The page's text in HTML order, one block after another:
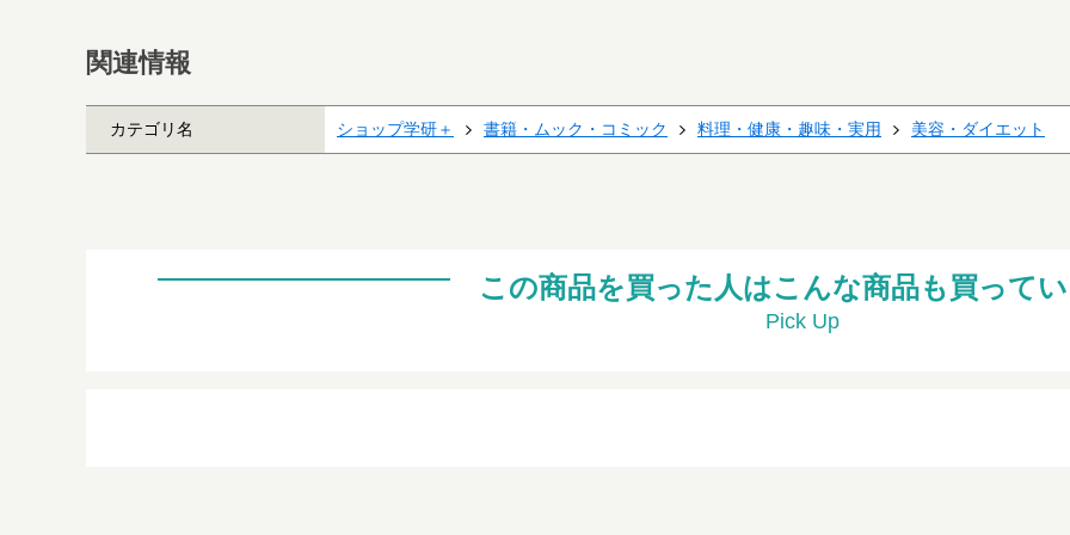
関連情報
カテゴリ名 ショップ学研＋ 書籍・ムック・コミック 料理・健康・趣味・実用 美容・ダイエット
この商品を買った人はこんな商品も買って
Pick Up